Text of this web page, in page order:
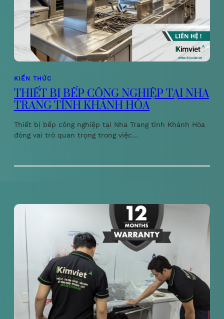
KIẾN THỨC
THIẾT BỊ BẾP CÔNG NGHIỆP TẠI NHA
TRANG TỈNH KHÁNH HÒA
Thiết bị bếp công nghiệp tại Nha Trang tỉnh Khánh Hòa
đóng vai trò quan trọng trong việc…